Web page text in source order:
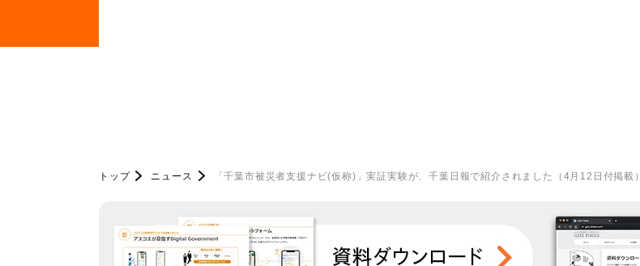
トップ ニュース 「千葉市被災者支援ナビ(仮称)」実証実験が、千葉日報で紹介されました（4月12日付掲載）